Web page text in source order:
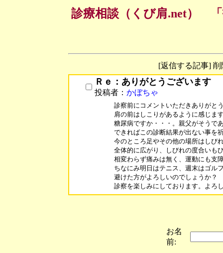
診療相談（くび肩.net）
[返信する記事]
Ｒｅ：ありがとうございます
投稿者： かぼちゃ
診察前にコメントいただきありがと
肩の前はしこりがあるように感じま
糖尿病ですか・・・。親父がそうで
できればこの診断結果が出ない事を
今のところ足やその他の場所はしび
全体的に広がり、しびれの度合いも
相変わらず痛みは無く、運動にも支
ちなにみ明日はテニス、週末はゴル
避けた方がよろしいのでしょうか？
診察を楽しみにしております。よろ
お名
前: